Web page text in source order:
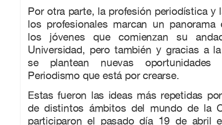
Por otra parte, la profesión periodística y
los profesionales marcan un panorama
los jóvenes que comienzan su
Universidad, pero también y gracias a
se plantean nuevas
Periodismo que está por crearse.
Estas fueron las ideas más repetidas
de distintos ámbitos del mundo de la
participaron el pasado día 19 de abril